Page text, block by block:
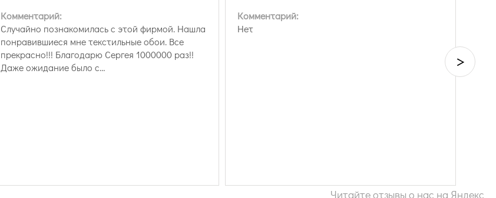
Комментарий:
Случайно познакомилась с этой фирмой. Нашла
понравившиеся мне текстильные обои. Все
прекрасно!!! Благодарю Сергея 1000000 раз!!
Даже ожидание было с…
Комментарий:
Нет
>
Читайте отзывы о нас на Яндекс